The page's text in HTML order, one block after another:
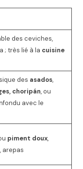
des ceviches,
; très lié à la cuisine
des asados,
choripán, ou
avec le
piment doux,
arepas